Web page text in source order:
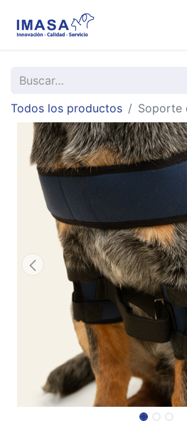
Todos los productos Soporte